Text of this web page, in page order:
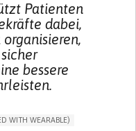
Patienten
dabei,
bessere
WITH WEARABLE)